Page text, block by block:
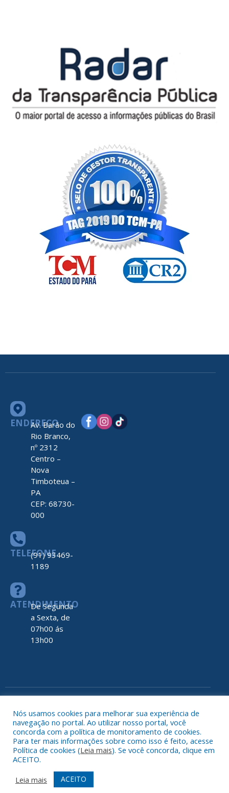
ENDEREÇO
Av. Barão do
Rio Branco,
nº 2312
Centro –
Nova
Timboteua –
PA
CEP: 68730-
000
TELEFONE
(91) 93469-
1189
ATENDIMENTO
De Segunda
a Sexta, de
07h00 ás
13h00
Acessar
Nós usamos cookies para melhorar sua experiência de
navegação no portal. Ao utilizar nosso portal, você
concorda com a política de monitoramento de cookies.
Para ter mais informações sobre como isso é feito, acesse
Política de cookies (Leia mais). Se você concorda, clique em
ACEITO.
Leia mais
ACEITO